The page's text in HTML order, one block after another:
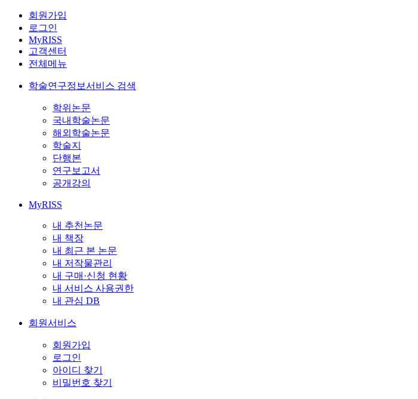
회원가입
로그인
MyRISS
고객센터
전체메뉴
학술연구정보서비스 검색
학위논문
국내학술논문
해외학술논문
학술지
단행본
연구보고서
공개강의
MyRISS
내 추천논문
내 책장
내 최근 본 논문
내 저작물관리
내 구매·신청 현황
내 서비스 사용권한
내 관심 DB
회원서비스
회원가입
로그인
아이디 찾기
비밀번호 찾기